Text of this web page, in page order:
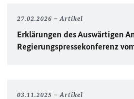
27.02.2026 Artikel
Erklärungen des Auswärtigen
Regierungspressekonferenz
03.11.2025 Artikel